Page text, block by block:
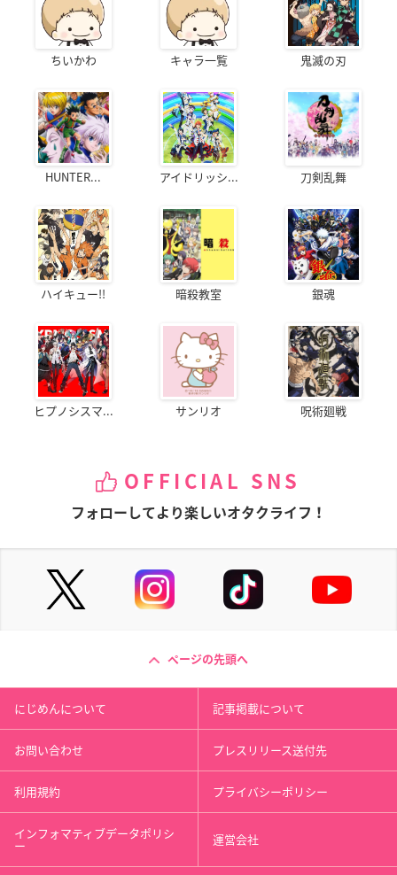
ちいかわ キャラ一覧 鬼滅の刃
HUNTER... アイドリッシ... 刀剣乱舞
ハイキュー!! 暗殺教室 銀魂
ヒプノシスマ... サンリオ 呪術廻戦
OFFICIAL SNS
フォローしてより楽しいオタクライフ！
ページの先頭へ
にじめんについて 記事掲載について
お問い合わせ プレスリリース送付先
利用規約 プライバシーポリシー
インフォマティブデータポリシ
ー 運営会社